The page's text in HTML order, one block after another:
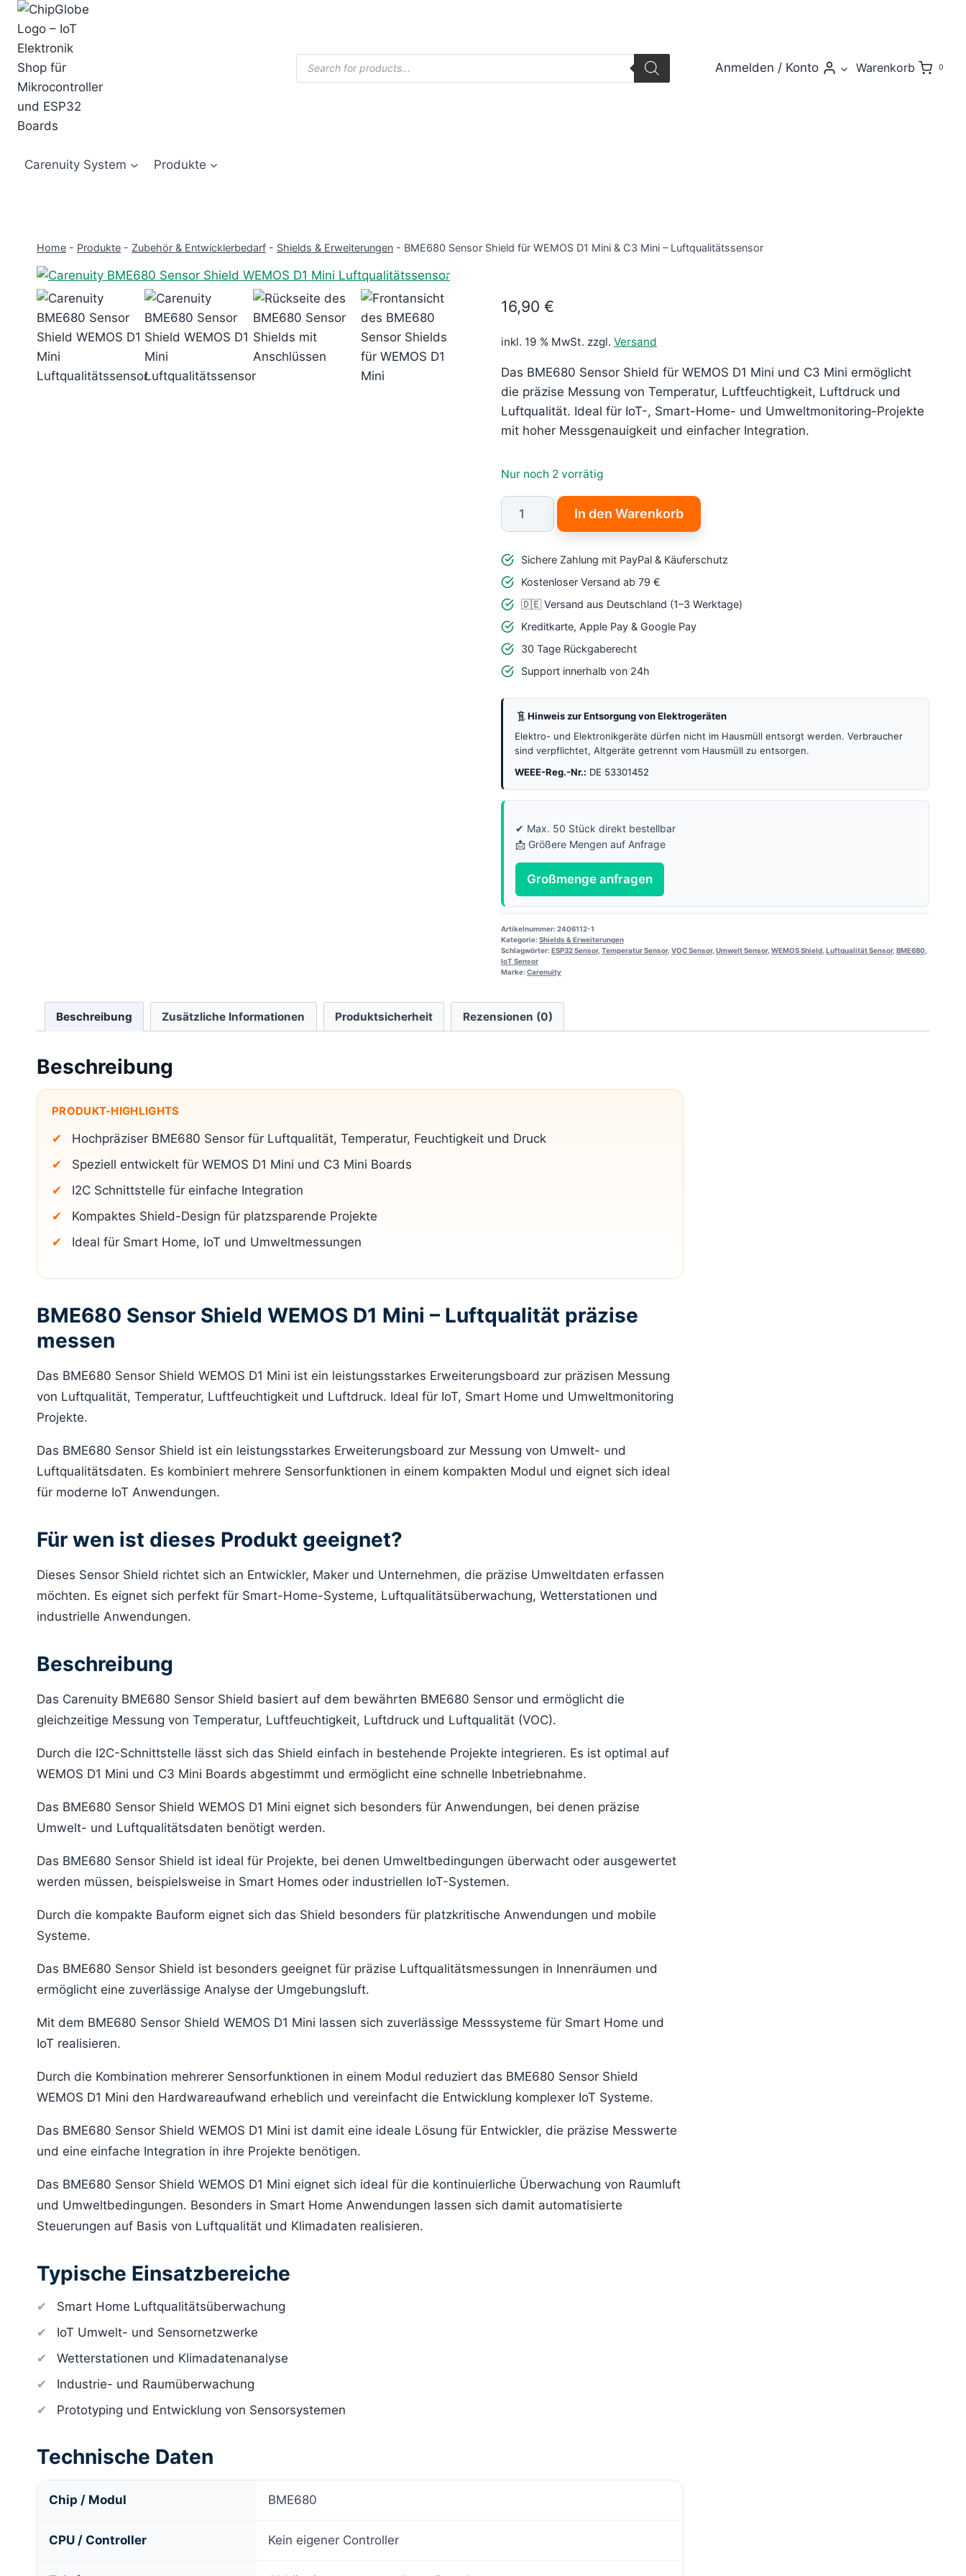
Zum
Inhalt
springen
Products
search
Anmelden / Konto Warenkorb 0
Carenuity System Produkte
Home - Produkte - Zubehör & Entwicklerbedarf - Shields & Erweiterungen - BME680 Sensor Shield für WEMOS D1 Mini & C3 Mini – Luftqualitätssensor
16,90 €
inkl. 19 % MwSt. zzgl. Versand
Das BME680 Sensor Shield für WEMOS D1 Mini und C3 Mini ermöglicht
die präzise Messung von Temperatur, Luftfeuchtigkeit, Luftdruck und
Luftqualität. Ideal für IoT-, Smart-Home- und Umweltmonitoring-Projekte
mit hoher Messgenauigkeit und einfacher Integration.
Nur noch 2 vorrätig
BME680
Sensor
für
WEMOS
D1
Mini
&
C3
Mini
–
Luftqualitätssensor
Menge
In den Warenkorb
Sichere Zahlung mit PayPal & Käuferschutz
Kostenloser Versand ab 79 €
🇩🇪 Versand aus Deutschland (1–3 Werktage)
Kreditkarte, Apple Pay & Google Pay
30 Tage Rückgaberecht
Support innerhalb von 24h
Hinweis zur Entsorgung von Elektrogeräten
Elektro- und Elektronikgeräte dürfen nicht im Hausmüll entsorgt werden. Verbraucher
sind verpflichtet, Altgeräte getrennt vom Hausmüll zu entsorgen.
WEEE-Reg.-Nr.: DE 53301452
✔ Max. 50 Stück direkt bestellbar
📩 Größere Mengen auf Anfrage
Großmenge anfragen
Artikelnummer:2406112-1
Kategorie:Shields & Erweiterungen
Schlagwörter:ESP32 Sensor, Temperatur Sensor, VOC Sensor, Umwelt Sensor, WEMOS Shield, Luftqualität Sensor, BME680,
IoT Sensor
Marke:Carenuity
Beschreibung Zusätzliche Informationen Produktsicherheit Rezensionen (0)
Beschreibung
PRODUKT-HIGHLIGHTS
Hochpräziser BME680 Sensor für Luftqualität, Temperatur, Feuchtigkeit und Druck
Speziell entwickelt für WEMOS D1 Mini und C3 Mini Boards
I2C Schnittstelle für einfache Integration
Kompaktes Shield-Design für platzsparende Projekte
Ideal für Smart Home, IoT und Umweltmessungen
BME680 Sensor Shield WEMOS D1 Mini – Luftqualität präzise
messen
Das BME680 Sensor Shield WEMOS D1 Mini ist ein leistungsstarkes Erweiterungsboard zur präzisen Messung
von Luftqualität, Temperatur, Luftfeuchtigkeit und Luftdruck. Ideal für IoT, Smart Home und Umweltmonitoring
Projekte.
Das BME680 Sensor Shield ist ein leistungsstarkes Erweiterungsboard zur Messung von Umwelt- und
Luftqualitätsdaten. Es kombiniert mehrere Sensorfunktionen in einem kompakten Modul und eignet sich ideal
für moderne IoT Anwendungen.
Für wen ist dieses Produkt geeignet?
Dieses Sensor Shield richtet sich an Entwickler, Maker und Unternehmen, die präzise Umweltdaten erfassen
möchten. Es eignet sich perfekt für Smart-Home-Systeme, Luftqualitätsüberwachung, Wetterstationen und
industrielle Anwendungen.
Beschreibung
Das Carenuity BME680 Sensor Shield basiert auf dem bewährten BME680 Sensor und ermöglicht die
gleichzeitige Messung von Temperatur, Luftfeuchtigkeit, Luftdruck und Luftqualität (VOC).
Durch die I2C-Schnittstelle lässt sich das Shield einfach in bestehende Projekte integrieren. Es ist optimal auf
WEMOS D1 Mini und C3 Mini Boards abgestimmt und ermöglicht eine schnelle Inbetriebnahme.
Das BME680 Sensor Shield WEMOS D1 Mini eignet sich besonders für Anwendungen, bei denen präzise
Umwelt- und Luftqualitätsdaten benötigt werden.
Das BME680 Sensor Shield ist ideal für Projekte, bei denen Umweltbedingungen überwacht oder ausgewertet
werden müssen, beispielsweise in Smart Homes oder industriellen IoT-Systemen.
Durch die kompakte Bauform eignet sich das Shield besonders für platzkritische Anwendungen und mobile
Systeme.
Das BME680 Sensor Shield ist besonders geeignet für präzise Luftqualitätsmessungen in Innenräumen und
ermöglicht eine zuverlässige Analyse der Umgebungsluft.
Mit dem BME680 Sensor Shield WEMOS D1 Mini lassen sich zuverlässige Messsysteme für Smart Home und
IoT realisieren.
Durch die Kombination mehrerer Sensorfunktionen in einem Modul reduziert das BME680 Sensor Shield
WEMOS D1 Mini den Hardwareaufwand erheblich und vereinfacht die Entwicklung komplexer IoT Systeme.
Das BME680 Sensor Shield WEMOS D1 Mini ist damit eine ideale Lösung für Entwickler, die präzise Messwerte
und eine einfache Integration in ihre Projekte benötigen.
Das BME680 Sensor Shield WEMOS D1 Mini eignet sich ideal für die kontinuierliche Überwachung von Raumluft
und Umweltbedingungen. Besonders in Smart Home Anwendungen lassen sich damit automatisierte
Steuerungen auf Basis von Luftqualität und Klimadaten realisieren.
Typische Einsatzbereiche
Smart Home Luftqualitätsüberwachung
IoT Umwelt- und Sensornetzwerke
Wetterstationen und Klimadatenanalyse
Industrie- und Raumüberwachung
Prototyping und Entwicklung von Sensorsystemen
Technische Daten
Chip / Modul BME680
CPU / Controller Kein eigener Controller